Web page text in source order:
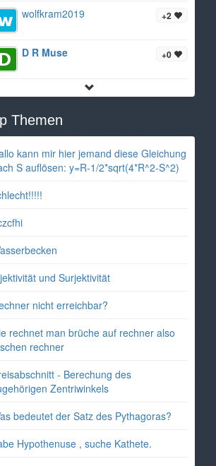
+2
wolfkram2019
+0
D R Muse
Themen
kann mir hier jemand diese Gleichung
S auflösen: y=R-1/2*sqrt(4*R^2-S^2)
und Surjektivität
nicht erreichbar?
rechnet man brüche auf rechner also
rechner
- Berechung des
Zentriwinkels
bedeutet der Satz des Pythagoras?
Hypothenuse , suche Kathete.